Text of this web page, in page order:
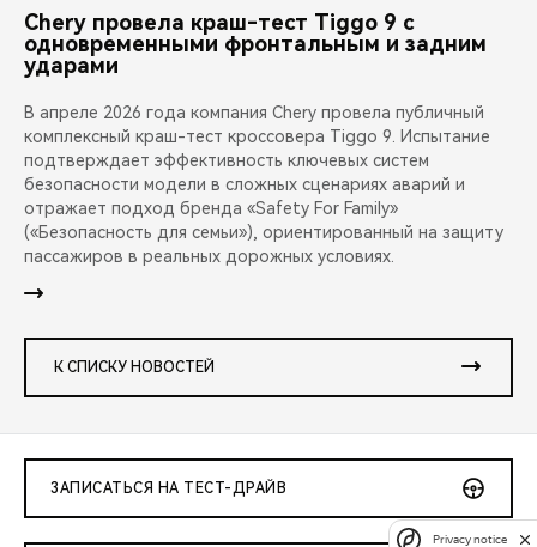
Chery провела краш-тест Tiggo 9 с
одновременными фронтальным и задним
ударами
В апреле 2026 года компания Chery провела публичный
комплексный краш-тест кроссовера Tiggo 9. Испытание
подтверждает эффективность ключевых систем
безопасности модели в сложных сценариях аварий и
отражает подход бренда «Safety For Family»
(«Безопасность для семьи»), ориентированный на защиту
пассажиров в реальных дорожных условиях.
К СПИСКУ НОВОСТЕЙ
ЗАПИСАТЬСЯ НА ТЕСТ-ДРАЙВ
Privacy notice